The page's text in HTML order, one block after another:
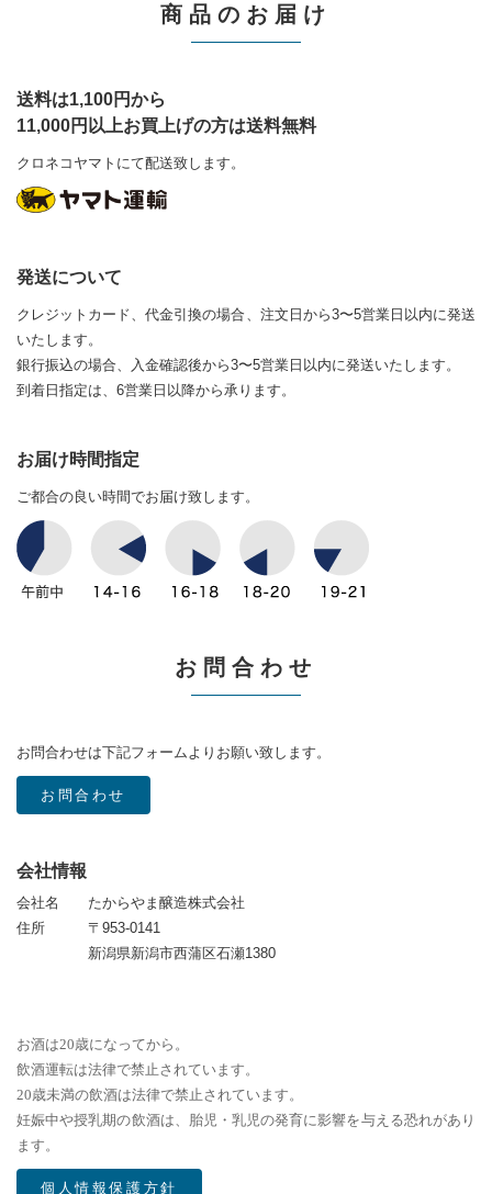
商品のお届け
送料は1,100円から
11,000円以上お買上げの方は送料無料
クロネコヤマトにて配送致します。
発送について
クレジットカード、代金引換の場合、注文日から3〜5営業日以内に発送
いたします。
銀行振込の場合、入金確認後から3〜5営業日以内に発送いたします。
到着日指定は、6営業日以降から承ります。
お届け時間指定
ご都合の良い時間でお届け致します。
お問合わせ
お問合わせは下記フォームよりお願い致します。
お問合わせ
会社情報
会社名
たからやま醸造株式会社
住所
〒953-0141
新潟県新潟市西蒲区石瀬1380
お酒は20歳になってから。
飲酒運転は法律で禁止されています。
20歳未満の飲酒は法律で禁止されています。
妊娠中や授乳期の飲酒は、胎児・乳児の発育に影響を与える恐れがあり
ます。
個人情報保護方針